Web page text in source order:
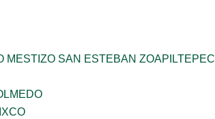
MESTIZO SAN ESTEBAN ZOAPILTEPEC